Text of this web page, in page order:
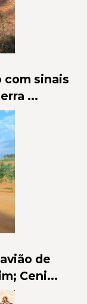
com sinais
...
de
Ceni...